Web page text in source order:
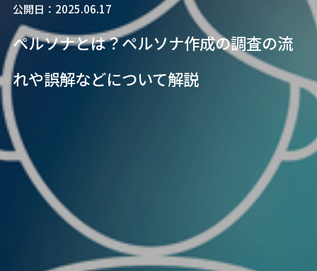
公開日：2025.06.17
ペルソナとは？ペルソナ作成の調査の流
れや誤解などについて解説